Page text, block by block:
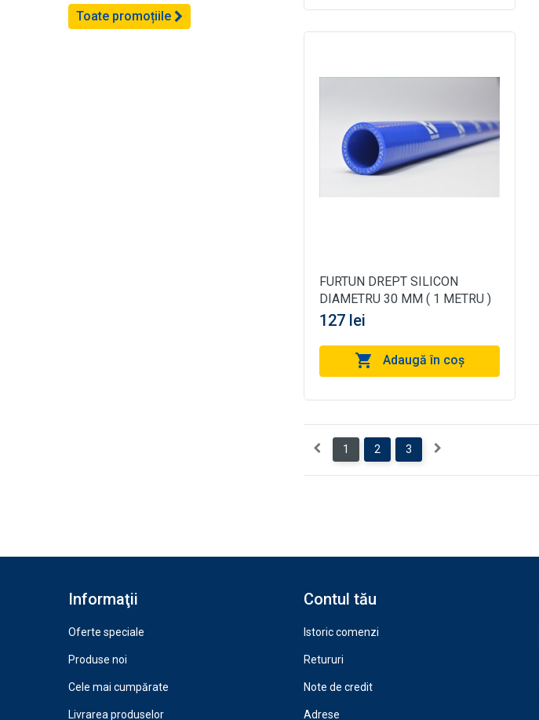
FURTUN DREPT SILICON
DIAMETRU 30 MM ( 1 METRU )
127 lei
Adaugă în coş
1 2 3
Toate promoțiile
Informaţii
Oferte speciale
Produse noi
Cele mai cumpărate
Livrarea produselor
Contul tău
Istoric comenzi
Retururi
Note de credit
Adrese